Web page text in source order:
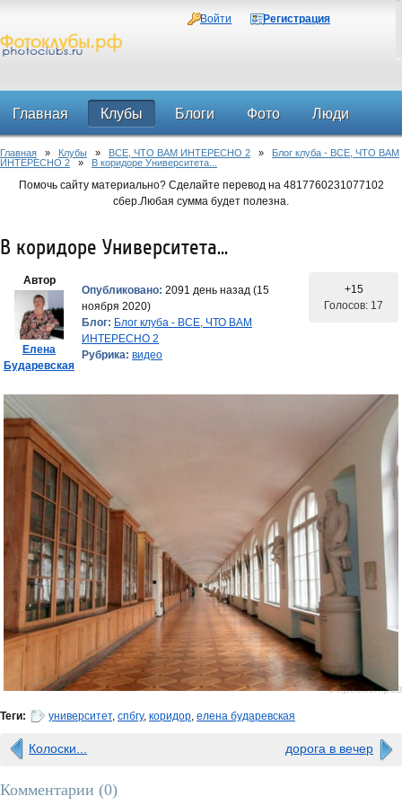
Войти Регистрация
Главная Клубы Блоги Фото Люди
Форум
Главная » Клубы » ВСЕ, ЧТО ВАМ ИНТЕРЕСНО 2 » Блог клуба - ВСЕ, ЧТО ВАМ
ИНТЕРЕСНО 2 » В коридоре Университета...
Помочь сайту материально? Сделайте перевод на 4817760231077102
сбер.Любая сумма будет полезна.
В коридоре Университета...
Автор
Елена
Бударевская
Опубликовано: 2091 день назад (15
ноября 2020)
Блог: Блог клуба - ВСЕ, ЧТО ВАМ
ИНТЕРЕСНО 2
Рубрика: видео
+15
Голосов: 17
0 просмотров
Теги: университет, спбгу, коридор, елена бударевская
Колоски... дорога в вечер
Комментарии (0)